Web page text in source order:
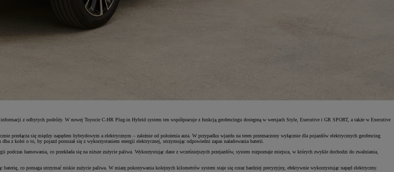
z odbytych podróży. W nowej Toyocie C-HR Plug-in Hybrid system ten współpracuje z funkcją geofencingu dostępną w wersjach Style, Executive i GR SPORT, a także w Executive
przełącza się między napędem hybrydowym a elektrycznym – zależnie od położenia auta. W przypadku wjazdu na teren przeznaczony wyłącznie dla pojazdów elektrycznych geofencing
z kolei o to, by pojazd poruszał się z wykorzystaniem energii elektrycznej, utrzymując odpowiedni zapas naładowania baterii.
hamowania, co przekłada się na niższe zużycie paliwa. Wykorzystując dane z wcześniejszych przejazdów, system rozpoznaje miejsca, w których zwykle dochodzi do zwalniania,
co pomaga utrzymać niskie zużycie paliwa. W miarę pokonywania kolejnych kilometrów system staje się coraz bardziej precyzyjny, efektywnie wykorzystując napęd elektryczny.